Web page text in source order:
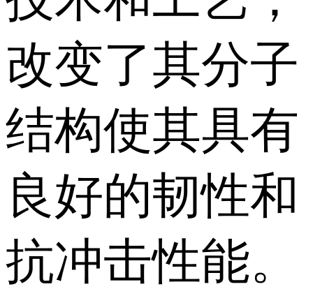
改变了其分子
结构使其具有
良好的韧性和
抗冲击性能。